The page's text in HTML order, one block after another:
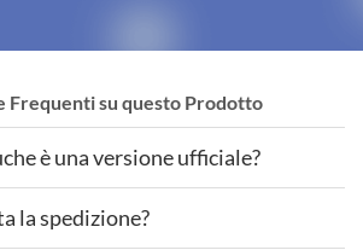
Frequenti su questo Prodotto
è una versione ufficiale?
la spedizione?